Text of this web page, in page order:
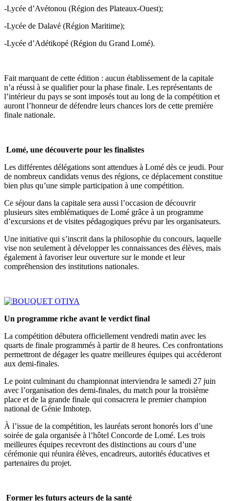
-Lycée d’Avétonou (Région des Plateaux-Ouest);
-Lycée de Dalavé (Région Maritime);
-Lycée d’Adétikopé (Région du Grand Lomé).
Fait marquant de cette édition : aucun établissement de la capitale
n’a réussi à se qualifier pour la phase finale. Les représentants de
l’intérieur du pays se sont imposés tout au long de la compétition et
auront l’honneur de défendre leurs chances lors de cette première
finale nationale.
Lomé, une découverte pour les finalistes
Les différentes délégations sont attendues à Lomé dès ce jeudi. Pour
de nombreux candidats venus des régions, ce déplacement constitue
bien plus qu’une simple participation à une compétition.
Ce séjour dans la capitale sera aussi l’occasion de découvrir
plusieurs sites emblématiques de Lomé grâce à un programme
d’excursions et de visites pédagogiques prévu par les organisateurs.
Une initiative qui s’inscrit dans la philosophie du concours, laquelle
vise non seulement à développer les connaissances des élèves, mais
également à favoriser leur ouverture sur le monde et leur
compréhension des institutions nationales.
Un programme riche avant le verdict final
La compétition débutera officiellement vendredi matin avec les
quarts de finale programmés à partir de 8 heures. Ces confrontations
permettront de dégager les quatre meilleures équipes qui accéderont
aux demi-finales.
Le point culminant du championnat interviendra le samedi 27 juin
avec l’organisation des demi-finales, du match pour la troisième
place et de la grande finale qui consacrera le premier champion
national de Génie Imhotep.
À l’issue de la compétition, les lauréats seront honorés lors d’une
soirée de gala organisée à l’hôtel Concorde de Lomé. Les trois
meilleures équipes recevront des distinctions au cours d’une
cérémonie qui réunira élèves, encadreurs, autorités éducatives et
partenaires du projet.
Former les futurs acteurs de la santé